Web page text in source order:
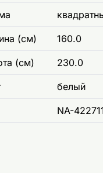
(см) 160.0
(см) 230.0
белый
NA-